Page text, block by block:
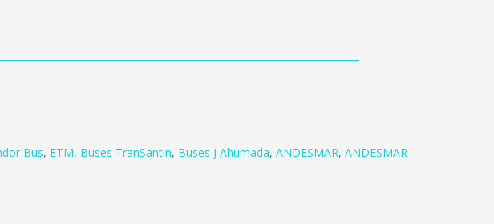
Bus, ETM, Buses TranSantin, Buses J Ahumada, ANDESMAR, ANDESMAR